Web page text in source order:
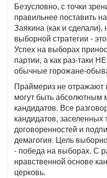
Безусловно, с точки
правильнее поставить
Заякина (как и сделали),
выборной стратегии -
Успех на выборах
партии, а как раз-таки
обычные горожане-
Праймериз не отражают
могут быть абсолютным
кандидатов. Все
кандидатов,
договоренностей и
демагогия. Цель
- победа на выборах. С
нравственной основе
церковь.